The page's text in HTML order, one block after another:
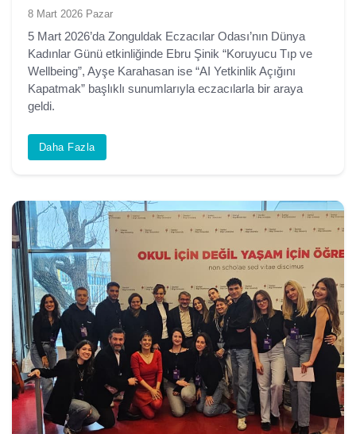
8 Mart 2026 Pazar
5 Mart 2026’da Zonguldak Eczacılar Odası’nın Dünya
Kadınlar Günü etkinliğinde Ebru Şinik “Koruyucu Tıp ve
Wellbeing”, Ayşe Karahasan ise “AI Yetkinlik Açığını
Kapatmak” başlıklı sunumlarıyla eczacılarla bir araya
geldi.
Daha Fazla